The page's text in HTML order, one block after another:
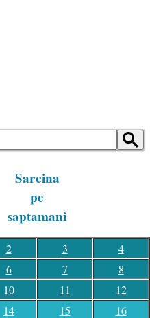
Sarcina
pe
saptamani
2 3
4
6 7
8
10 11
12
14 15
16